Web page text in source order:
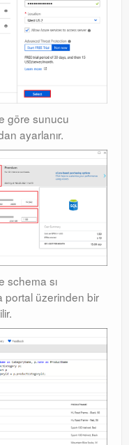
göre sunucu
ayarlanır.
schema sı
portal üzerinden bir